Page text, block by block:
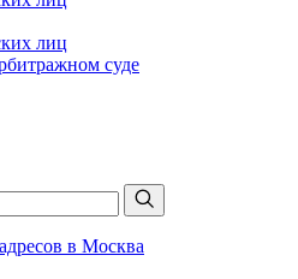
лиц
суде
в Москва